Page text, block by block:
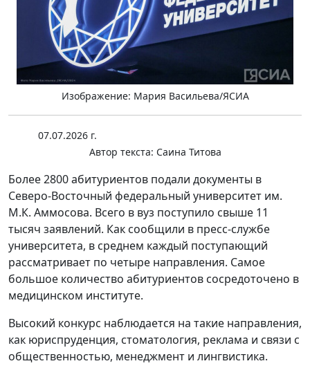
Изображение: Мария Васильева/ЯСИА
07.07.2026 г.
Автор текста: Саина Титова
Более 2800 абитуриентов подали документы в
Северо-Восточный федеральный университет им.
М.К. Аммосова. Всего в вуз поступило свыше 11
тысяч заявлений. Как сообщили в пресс-службе
университета, в среднем каждый поступающий
рассматривает по четыре направления. Самое
большое количество абитуриентов сосредоточено в
медицинском институте.
Высокий конкурс наблюдается на такие направления,
как юриспруденция, стоматология, реклама и связи с
общественностью, менеджмент и лингвистика.